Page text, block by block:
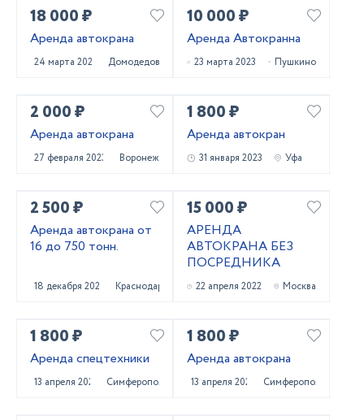
18 000 ₽
Аренда автокрана
24 марта 2023 Домодедово
10 000 ₽
Аренда Автокранна
23 марта 2023 Пушкино
2 000 ₽
Аренда автокрана
27 февраля 2023 Воронеж
1 800 ₽
Аренда автокран
31 января 2023 Уфа
2 500 ₽
Аренда автокрана от
16 до 750 тонн.
18 декабря 2022 Краснодар
15 000 ₽
АРЕНДА
АВТОКРАНА БЕЗ
ПОСРЕДНИКА
22 апреля 2022 Москва
1 800 ₽
Аренда спецтехники
13 апреля 2022 Симферополь
1 800 ₽
Аренда автокрана
13 апреля 2022 Симферополь